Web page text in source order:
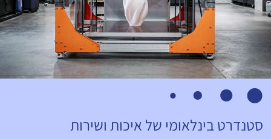
סטנדרט בינלאומי של איכות ושירות